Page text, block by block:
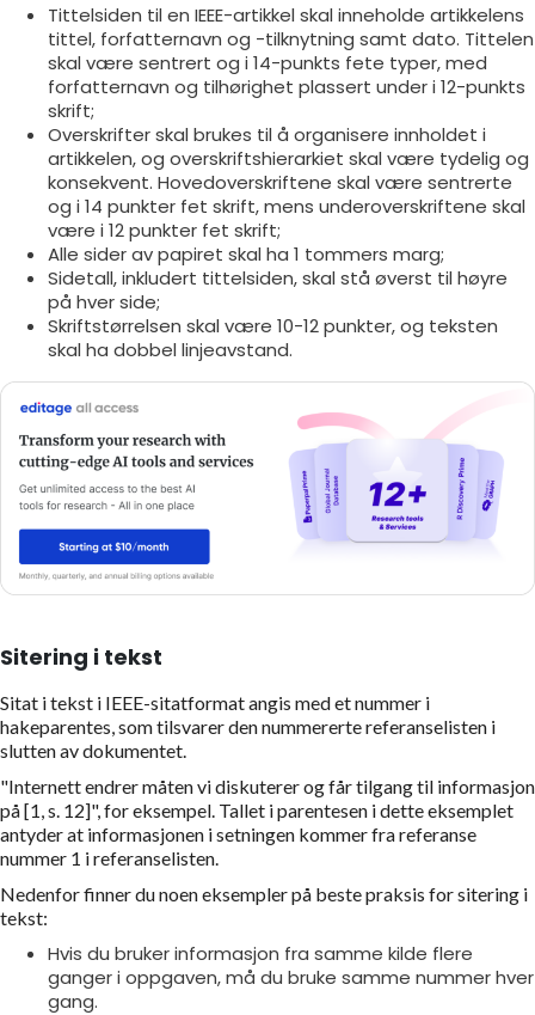
Tittelsiden til en IEEE-artikkel skal inneholde artikkelens
tittel, forfatternavn og -tilknytning samt dato. Tittelen
skal være sentrert og i 14-punkts fete typer, med
forfatternavn og tilhørighet plassert under i 12-punkts
skrift;
Overskrifter skal brukes til å organisere innholdet i
artikkelen, og overskriftshierarkiet skal være tydelig og
konsekvent. Hovedoverskriftene skal være sentrerte
og i 14 punkter fet skrift, mens underoverskriftene skal
være i 12 punkter fet skrift;
Alle sider av papiret skal ha 1 tommers marg;
Sidetall, inkludert tittelsiden, skal stå øverst til høyre
på hver side;
Skriftstørrelsen skal være 10-12 punkter, og teksten
skal ha dobbel linjeavstand.
Sitering i tekst
Sitat i tekst i IEEE-sitatformat angis med et nummer i
hakeparentes, som tilsvarer den nummererte referanselisten i
slutten av dokumentet.
"Internett endrer måten vi diskuterer og får tilgang til informasjon
på [1, s. 12]", for eksempel. Tallet i parentesen i dette eksemplet
antyder at informasjonen i setningen kommer fra referanse
nummer 1 i referanselisten.
Nedenfor finner du noen eksempler på beste praksis for sitering i
tekst:
Hvis du bruker informasjon fra samme kilde flere
ganger i oppgaven, må du bruke samme nummer hver
gang.